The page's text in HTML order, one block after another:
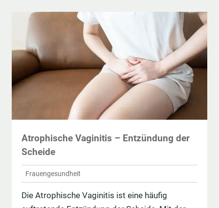
Atrophische Vaginitis – Entzündung der
Scheide
Frauengesundheit
Die Atrophische Vaginitis ist eine häufig